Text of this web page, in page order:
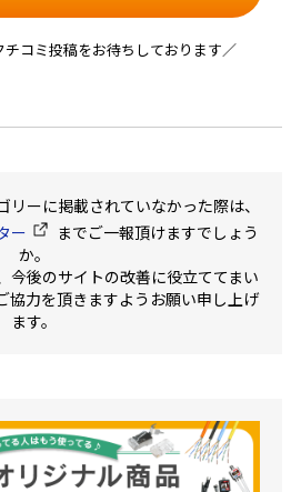
コミ投稿をお待ちしております／
ーに掲載されていなかった際は、
ー
までご一報頂けますでしょう
か。
今後のサイトの改善に役立ててまい
協力を頂きますようお願い申し上げ
ます。